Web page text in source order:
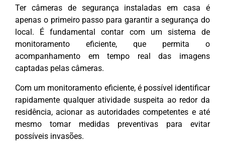
Ter câmeras de segurança instaladas em casa é
apenas o primeiro passo para garantir a segurança do
local. É fundamental contar com um sistema de
monitoramento eficiente, que permita o
acompanhamento em tempo real das imagens
captadas pelas câmeras.
Com um monitoramento eficiente, é possível identificar
rapidamente qualquer atividade suspeita ao redor da
residência, acionar as autoridades competentes e até
mesmo tomar medidas preventivas para evitar
possíveis invasões.